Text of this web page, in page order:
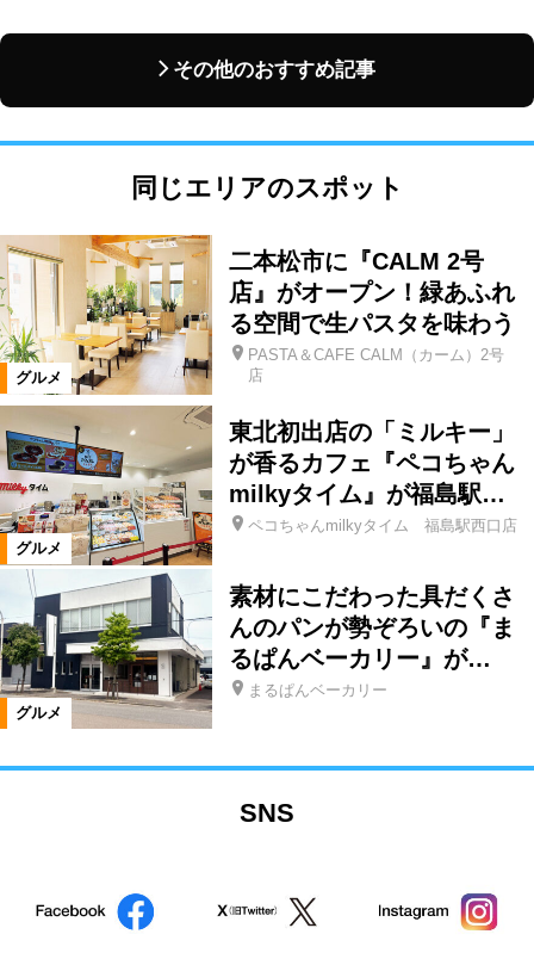
その他のおすすめ記事
同じエリアのスポット
グルメ
二本松市に『CALM 2号
店』がオープン！緑あふれ
る空間で生パスタを味わう
PASTA＆CAFE CALM（カーム）2号
店
グルメ
東北初出店の「ミルキー」
が香るカフェ『ペコちゃん
milkyタイム』が福島駅…
ペコちゃんmilkyタイム 福島駅西口店
グルメ
素材にこだわった具だくさ
んのパンが勢ぞろいの『ま
るぱんベーカリー』が…
まるぱんベーカリー
SNS